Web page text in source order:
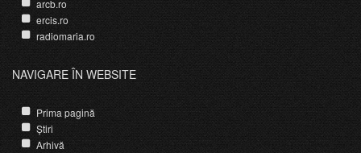
arcb.ro
ercis.ro
radiomaria.ro
NAVIGARE ÎN WEBSITE
Prima pagină
Știri
Arhivă